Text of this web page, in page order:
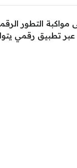
مواكبة التطور
عبر تطبيق رقمي